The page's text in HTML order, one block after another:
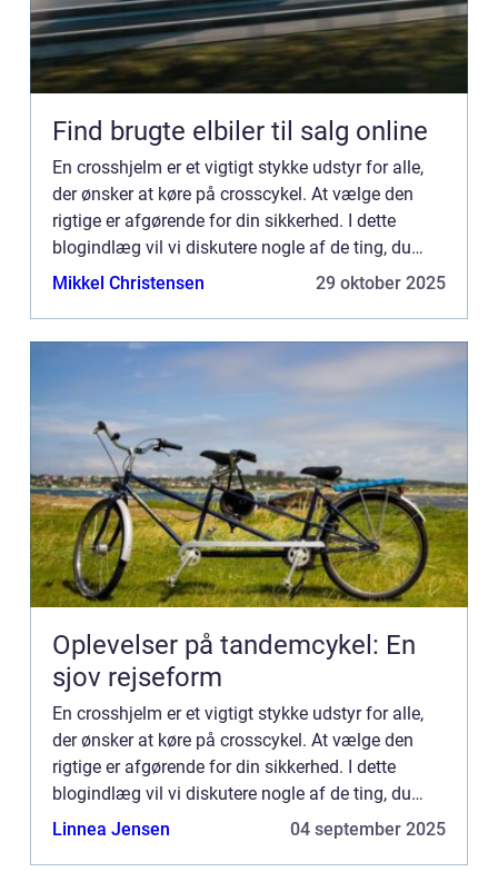
Find brugte elbiler til salg online
En crosshjelm er et vigtigt stykke udstyr for alle,
der ønsker at køre på crosscykel. At vælge den
rigtige er afgørende for din sikkerhed. I dette
blogindlæg vil vi diskutere nogle af de ting, du
skal overveje, når du køber en crosshjelm. Vi vil
Mikkel Christensen 29 oktober 2025
Oplevelser på tandemcykel: En
sjov rejseform
En crosshjelm er et vigtigt stykke udstyr for alle,
der ønsker at køre på crosscykel. At vælge den
rigtige er afgørende for din sikkerhed. I dette
blogindlæg vil vi diskutere nogle af de ting, du
skal overveje, når du køber en crosshjelm. Vi vil
Linnea Jensen 04 september 2025